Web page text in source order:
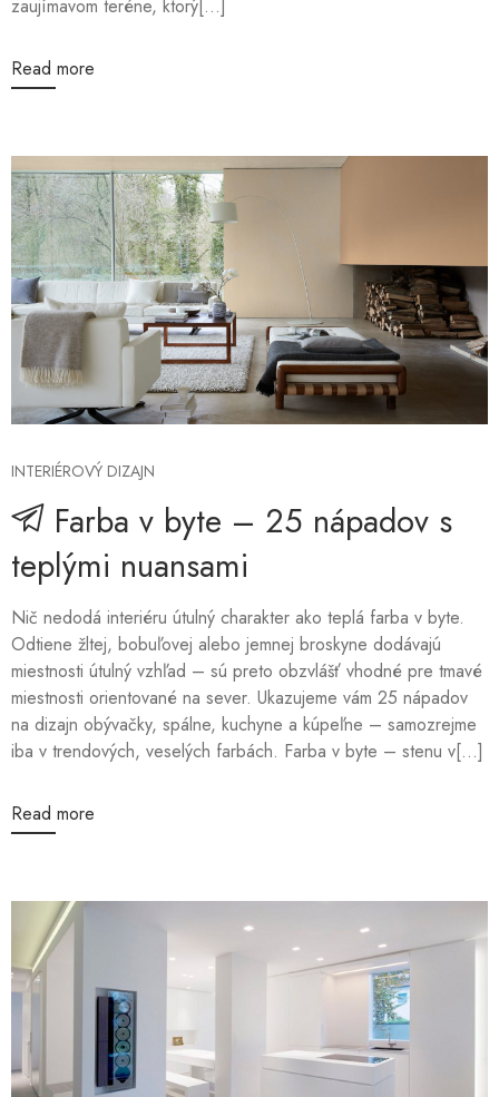
zaujímavom teréne, ktorý[...]
Read more
INTERIÉROVÝ DIZAJN
Farba v byte – 25 nápadov s
teplými nuansami
Nič nedodá interiéru útulný charakter ako teplá farba v byte.
Odtiene žltej, bobuľovej alebo jemnej broskyne dodávajú
miestnosti útulný vzhľad – sú preto obzvlášť vhodné pre tmavé
miestnosti orientované na sever. Ukazujeme vám 25 nápadov
na dizajn obývačky, spálne, kuchyne a kúpeľne – samozrejme
iba v trendových, veselých farbách. Farba v byte – stenu v[...]
Read more